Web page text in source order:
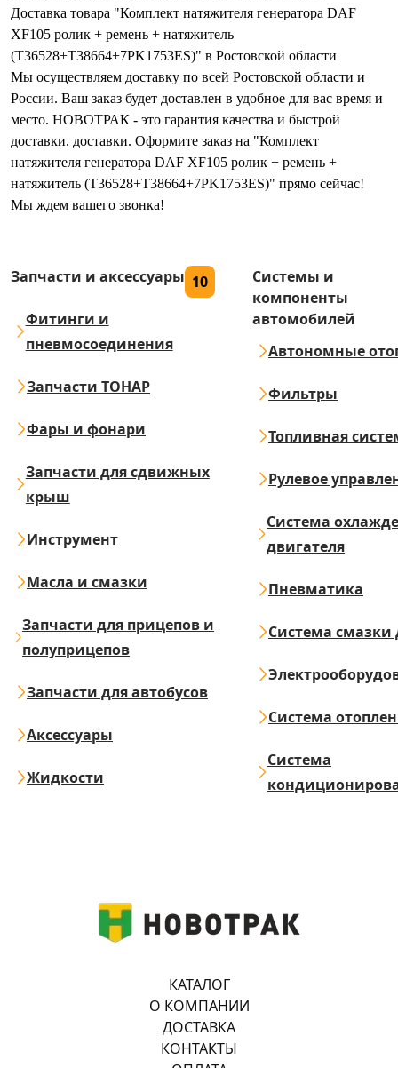
Доставка товара "Комплект натяжителя генератора DAF
XF105 ролик + ремень + натяжитель
(T36528+T38664+7PK1753ES)" в Ростовской области
Мы осуществляем доставку по всей Ростовской области и
России. Ваш заказ будет доставлен в удобное для вас время и
место. НОВОТРАК - это гарантия качества и быстрой
доставки. доставки. Оформите заказ на "Комплект
натяжителя генератора DAF XF105 ролик + ремень +
натяжитель (T36528+T38664+7PK1753ES)" прямо сейчас!
Мы ждем вашего звонка!
Запчасти и аксессуары 10
Фитинги и
пневмосоединения
Запчасти ТОНАР
Фары и фонари
Запчасти для сдвижных
крыш
Инструмент
Масла и смазки
Запчасти для прицепов и
полуприцепов
Запчасти для автобусов
Аксессуары
Жидкости
Системы и
компоненты
автомобилей
Автономные
Фильтры
Топливная
Рулевое
Система
двигателя
Пневматика
Система смазки
Система
Система
КАТАЛОГ
О КОМПАНИИ
ДОСТАВКА
КОНТАКТЫ